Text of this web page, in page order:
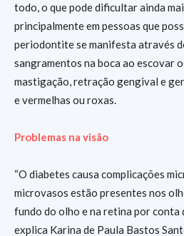
todo, o que pode dificultar ainda
principalmente em pessoas que
periodontite se manifesta através
sangramentos na boca ao escovar
mastigação, retração gengival e
e vermelhas ou roxas.
Problemas na visão
“O diabetes causa complicações
microvasos estão presentes nos
fundo do olho e na retina por conta
explica Karina de Paula Bastos